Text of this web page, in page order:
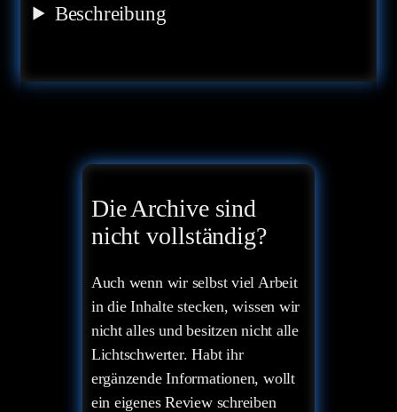
Beschreibung
Die Archive sind
nicht vollständig?
Auch wenn wir selbst viel Arbeit
in die Inhalte stecken, wissen wir
nicht alles und besitzen nicht alle
Lichtschwerter. Habt ihr
ergänzende Informationen, wollt
ein eigenes Review schreiben